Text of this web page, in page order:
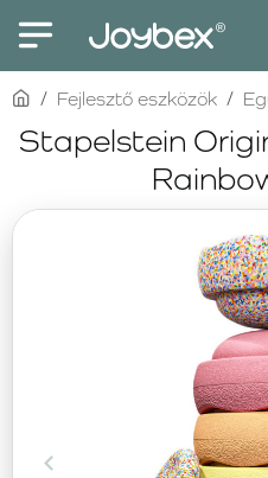
Stapelstein
homeFejlesztő eszközök